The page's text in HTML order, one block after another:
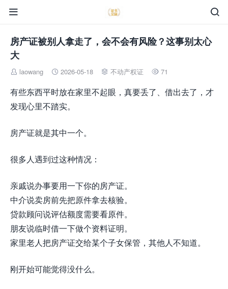


房产证被别人拿走了，会不会有风险？这事别太心
大
 laowang  2026-05-18  不动产权证  71
有些东西平时放在家里不起眼，真要丢了、借出去了，才
发现心里不踏实。
房产证就是其中一个。
很多人遇到过这种情况：
亲戚说办事要用一下你的房产证。
中介说卖房前先把原件拿去核验。
贷款顾问说评估额度需要看原件。
朋友说临时借一下做个资料证明。
家里老人把房产证交给某个子女保管，其他人不知道。
刚开始可能觉得没什么。